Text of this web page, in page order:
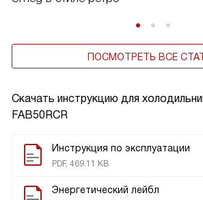
Скачать инструкцию для
FAB50RCR
Инструкция по эксплуатации
PDF, 469.11 KB
Энергетический лейбл
ПОСМОТРЕТЬ ВСЕ